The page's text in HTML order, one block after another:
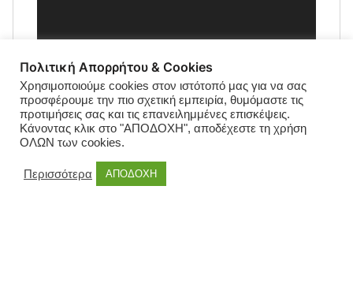
Πολιτική Απορρήτου & Cookies
Χρησιμοποιούμε cookies στον ιστότοπό μας για να σας
προσφέρουμε την πιο σχετική εμπειρία, θυμόμαστε τις
προτιμήσεις σας και τις επανειλημμένες επισκέψεις.
Κάνοντας κλικ στο "ΑΠΟΔΟΧΗ", αποδέχεστε τη χρήση
ΟΛΩΝ των cookies.
Περισσότερα ΑΠΟΔΟΧΗ